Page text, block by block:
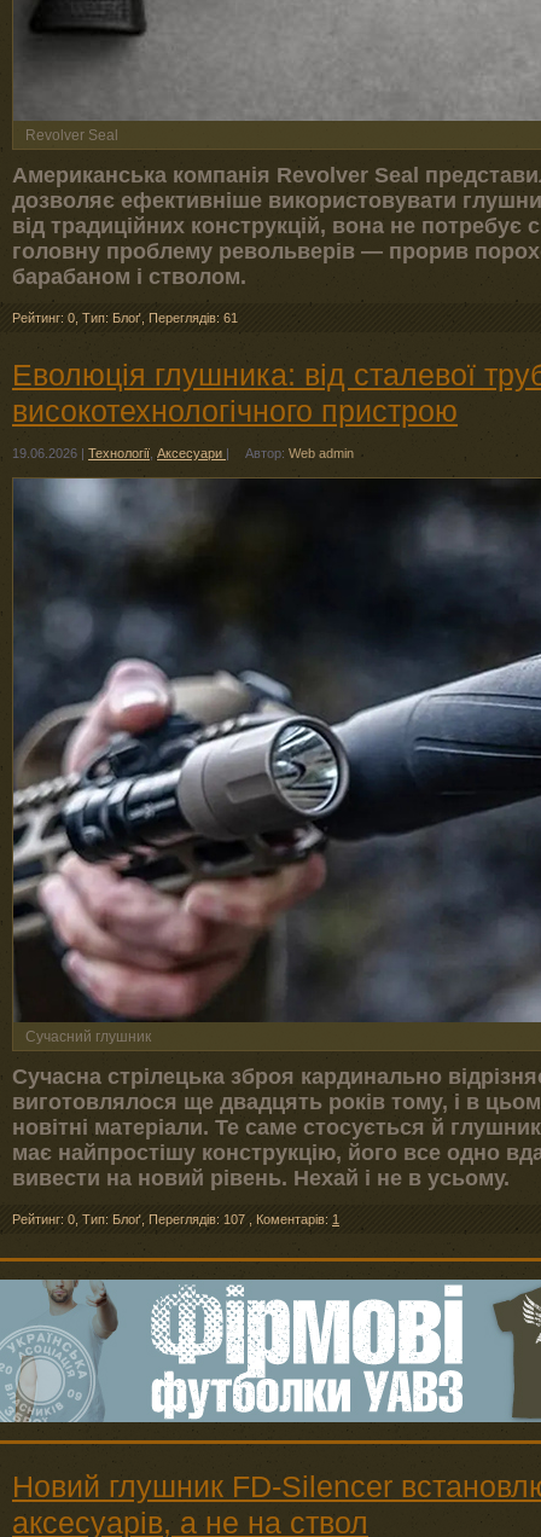
Revolver Seal
Американська компанія Revolver Seal
дозволяє ефективніше використовувати
від традиційних конструкцій, вона не потребує
головну проблему револьверів — прорив
барабаном і стволом.
Рейтинг: 0 Тип: Блоґ Переглядів: 61
Еволюція глушника: від сталевої
високотехнологічного пристрою
19.06.2026 | Технології Аксесуари | Автор: Web admin
Сучасний глушник
Сучасна стрілецька зброя кардинально
виготовлялося ще двадцять років тому, і в
новітні матеріали. Те саме стосується й
має найпростішу конструкцію, його все одно
вивести на новий рівень. Нехай і не в усьому.
Рейтинг: 0 Тип: Блоґ Переглядів: 107 Коментарів: 1
Новий глушник FD-Silencer
аксесуарів, а не на ствол